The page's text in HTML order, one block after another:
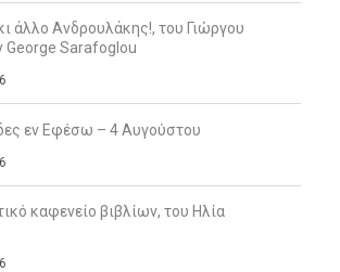
άλλο Ανδρουλάκης!, του Γιώργου
Sarafoglou
εν Εφέσω – 4 Αυγούστου
καφενείο βιβλίων, του Ηλία